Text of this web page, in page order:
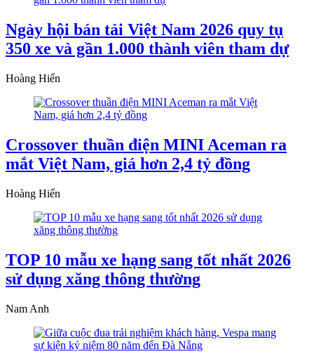
Ngày hội bán tải Việt Nam 2026 quy tụ
350 xe và gần 1.000 thành viên tham dự
Hoàng Hiển
Crossover thuần điện MINI Aceman ra
mắt Việt Nam, giá hơn 2,4 tỷ đồng
Hoàng Hiển
TOP 10 mẫu xe hạng sang tốt nhất 2026
sử dụng xăng thông thường
Nam Anh